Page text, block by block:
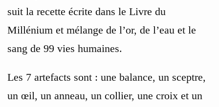
suit la recette écrite dans le Livre du
Millénium et mélange de l’or, de l’eau et le
sang de 99 vies humaines.
Les 7 artefacts sont : une balance, un sceptre,
un œil, un anneau, un collier, une croix et un